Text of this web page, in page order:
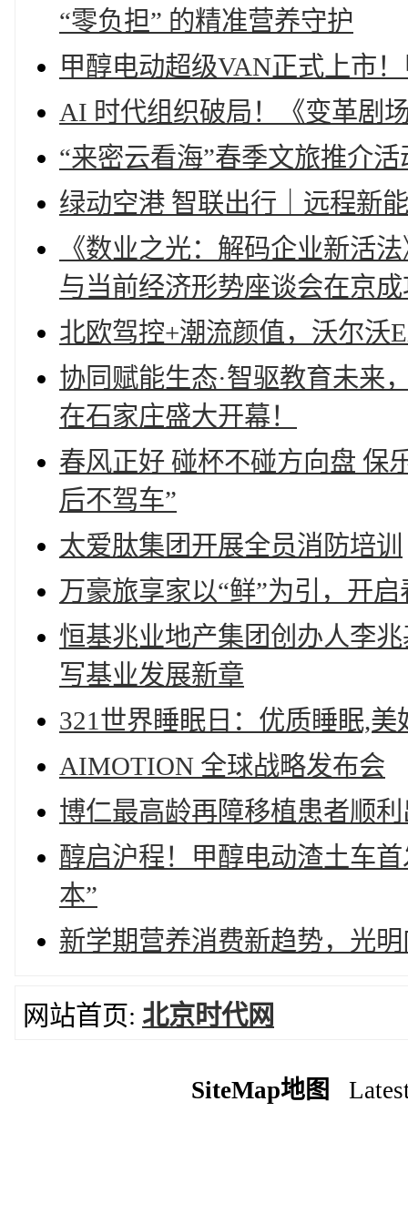
“零负担” 的精准营养守护
甲醇电动超级VAN正式上市
AI 时代组织破局！《变革剧
“来密云看海”春季文旅推介
绿动空港 智联出行｜远程新
《数业之光：解码企业新活
与当前经济形势座谈会在京
北欧驾控+潮流颜值，沃尔沃
协同赋能生态·智驱教育未来
在石家庄盛大开幕！
春风正好 碰杯不碰方向盘 保
后不驾车”
太爱肽集团开展全员消防培训
万豪旅享家以“鲜”为引，开
恒基兆业地产集团创办人李
写基业发展新章
321世界睡眠日：优质睡眠,
AIMOTION 全球战略发布会
博仁最高龄再障移植患者顺
醇启沪程！甲醇电动渣土车
本”
新学期营养消费新趋势，光
网站首页: 北京时代网
SiteMap地图